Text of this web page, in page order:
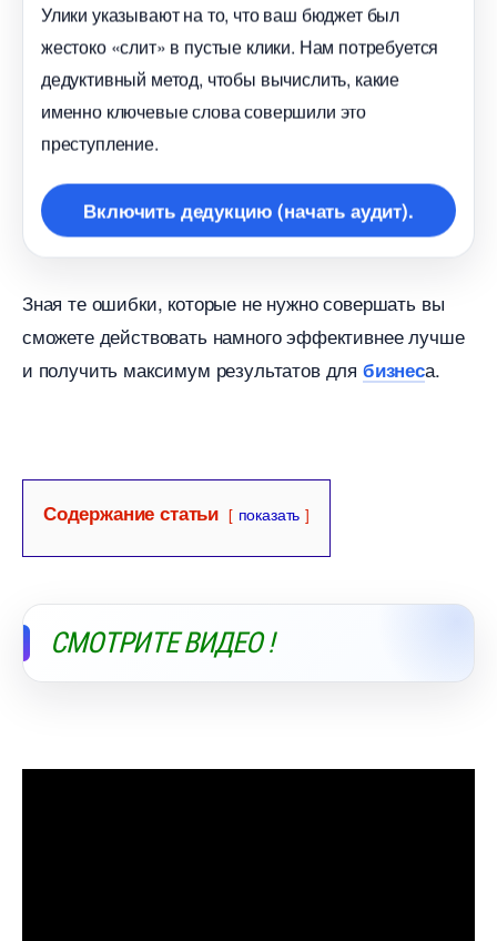
Улики указывают на то, что ваш бюджет был
жестоко «слит» в пустые клики. Нам потребуется
дедуктивный метод, чтобы вычислить, какие
именно ключевые слова совершили это
преступление.
ключить дедукцию (начать аудит).
Зная те ошибки, которые не нужно совершать вы
сможете действовать намного эффективнее лучше
и получить максимум результатов для изнеса.
Содержание статьи показать
СМОТРИТЕ ВИДЕО !